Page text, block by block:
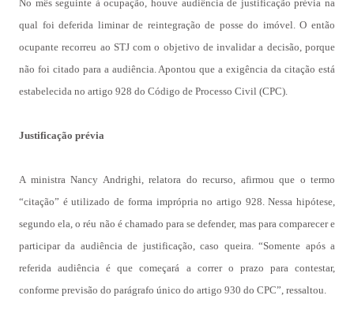
No mês seguinte à ocupação, houve audiência de justificação prévia na
qual foi deferida liminar de reintegração de posse do imóvel. O então
ocupante recorreu ao STJ com o objetivo de invalidar a decisão, porque
não foi citado para a audiência. Apontou que a exigência da citação está
estabelecida no artigo 928 do Código de Processo Civil (CPC).
Justificação prévia
A ministra Nancy Andrighi, relatora do recurso, afirmou que o termo
“citação” é utilizado de forma imprópria no artigo 928. Nessa hipótese,
segundo ela, o réu não é chamado para se defender, mas para comparecer e
participar da audiência de justificação, caso queira. “Somente após a
referida audiência é que começará a correr o prazo para contestar,
conforme previsão do parágrafo único do artigo 930 do CPC”, ressaltou.